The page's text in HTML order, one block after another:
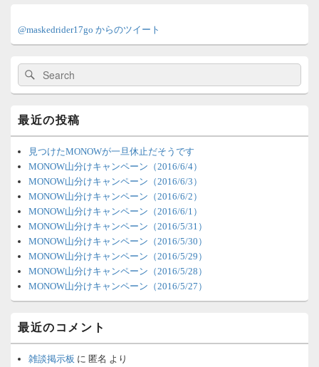
ン
サ
バ
ィ
ジ
ェ
ッ
リ
ア
@maskedrider17go からのツイート
検
索:
検
索
最近の投稿
見つけたMONOWが一旦休止だそうです
MONOW山分けキャンペーン（2016/6/4）
MONOW山分けキャンペーン（2016/6/3）
MONOW山分けキャンペーン（2016/6/2）
MONOW山分けキャンペーン（2016/6/1）
MONOW山分けキャンペーン（2016/5/31）
MONOW山分けキャンペーン（2016/5/30）
MONOW山分けキャンペーン（2016/5/29）
MONOW山分けキャンペーン（2016/5/28）
MONOW山分けキャンペーン（2016/5/27）
最近のコメント
雑談掲示板 に 匿名 より